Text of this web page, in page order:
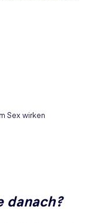
Sex wirken
danach?